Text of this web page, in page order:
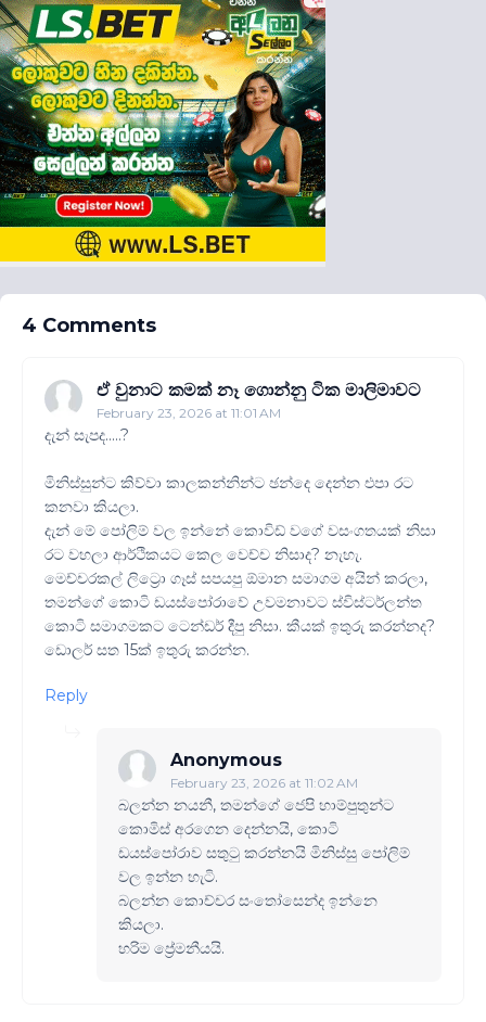
4 Comments
ඒ වුනාට කමක් නෑ ගොන්නු ටික මාලිමාවට
February 23, 2026 at 11:01 AM
දැන් සැපද.....?
මිනිස්සුන්ට කිව්වා කාලකන්නින්ට ඡන්දෙ දෙන්න එපා රට
කනවා කියලා.
දැන් මේ පෝලිම් වල ඉන්නේ කොවිඩ් වගේ වසංගතයක් නිසා
රට වහලා ආර්ථිකයට කෙල වෙච්ච නිසාද? නැහැ.
මෙච්චරකල් ලිට්‍රො ගෑස් සපයපු ඕමාන සමාගම අයින් කරලා,
තමන්ගේ කොටි ඩයස්පෝරාවේ උවමනාවට ස්විස්ටර්ලන්ත
කොටි සමාගමකට ටෙන්ඩර් දීපු නිසා. කීයක් ඉතුරු කරන්නද?
ඩොලර් සත 15ක් ඉතුරු කරන්න.
Reply
Anonymous
February 23, 2026 at 11:02 AM
බලන්න නයනී, තමන්ගේ ජෙපි හාම්පුතුන්ට
කොමිස් අරගෙන දෙන්නයි, කොටි
ඩයස්පෝරාව සතු‍ටු කරන්නයි මිනිස්සු පෝලිම්
වල ඉන්න හැටි.
බලන්න කොච්චර සං‍තෝසෙන්ද ඉන්නෙ
කියලා.
හරිම ප්‍රේමනීයයි.